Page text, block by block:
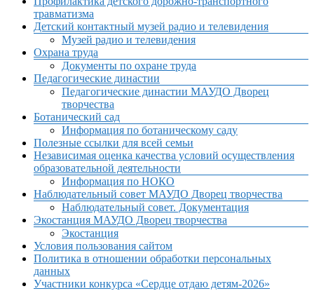
травматизма
Детский контактный музей радио и телевидения
Музей радио и телевидения
Охрана труда
Документы по охране труда
Педагогические династии
Педагогические династии МАУДО Дворец
творчества
Ботанический сад
Информация по ботаническому саду
Полезные ссылки для всей семьи
Независимая оценка качества условий осуществления
образовательной деятельности
Информация по НОКО
Наблюдательный совет МАУДО Дворец творчества
Наблюдательный совет. Документация
Экостанция МАУДО Дворец творчества
Экостанция
Условия пользования сайтом
Политика в отношении обработки персональных
данных
Участники конкурса «Сердце отдаю детям-2026»